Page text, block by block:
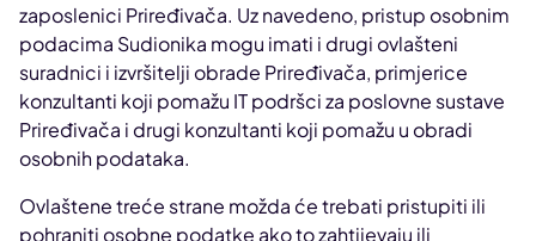
zaposlenici Priređivača. Uz navedeno, pristup osobnim
podacima Sudionika mogu imati i drugi ovlašteni
suradnici i izvršitelji obrade Priređivača, primjerice
konzultanti koji pomažu IT podršci za poslovne sustave
Priređivača i drugi konzultanti koji pomažu u obradi
osobnih podataka.
Ovlaštene treće strane možda će trebati pristupiti ili
pohraniti osobne podatke ako to zahtijevaju ili